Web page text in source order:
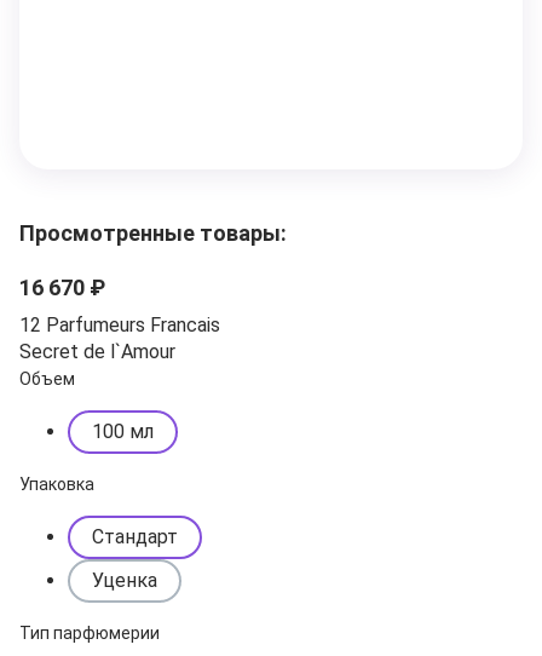
Просмотренные товары:
16 670 ₽
12 Parfumeurs Francais
Secret de l`Amour
Объем
100 мл
Упаковка
Стандарт
Уценка
Тип парфюмерии